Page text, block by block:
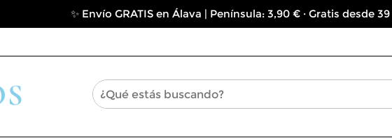
✨ Envío GRATIS en Álava | Península: 3,90 € · Gratis desde